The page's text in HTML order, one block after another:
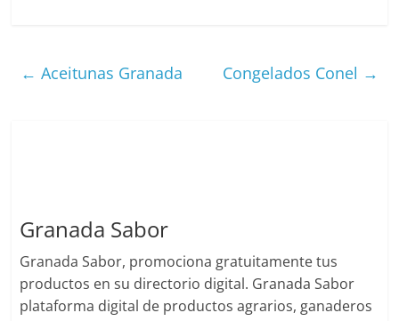
← Aceitunas Granada Congelados Conel →
Granada Sabor
Granada Sabor, promociona gratuitamente tus
productos en su directorio digital. Granada Sabor
plataforma digital de productos agrarios, ganaderos